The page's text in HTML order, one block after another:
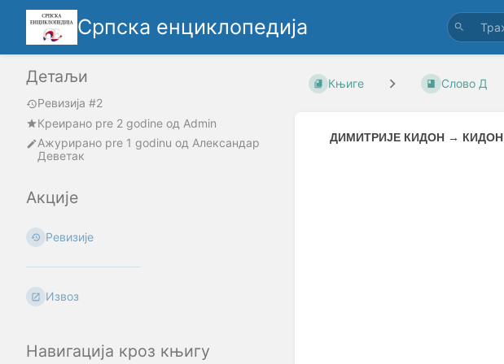
Српска енциклопедија
Детаљи
Ревизија #2
Креирано pre 2 godine oд Admin
Ажурирано pre 1 godinu од Александар
Деветак
Акције
Ревизије
Извоз
Навигација кроз књигу
Књиге Слово Д
ДИМИТРИЈЕ КИДОН → КИДОН